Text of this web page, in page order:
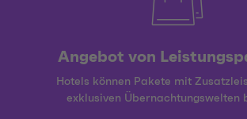
Angebot von
Hotels können Pakete mit
exklusiven Übernachtungswelten